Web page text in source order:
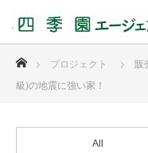
プロジェクト
販
級)の地震に強い家！
All